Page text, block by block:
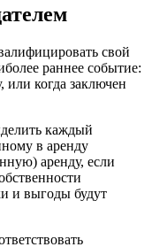
свой
раннее событие:
или когда заключен
каждый
в аренду
аренду, если
и выгоды будут